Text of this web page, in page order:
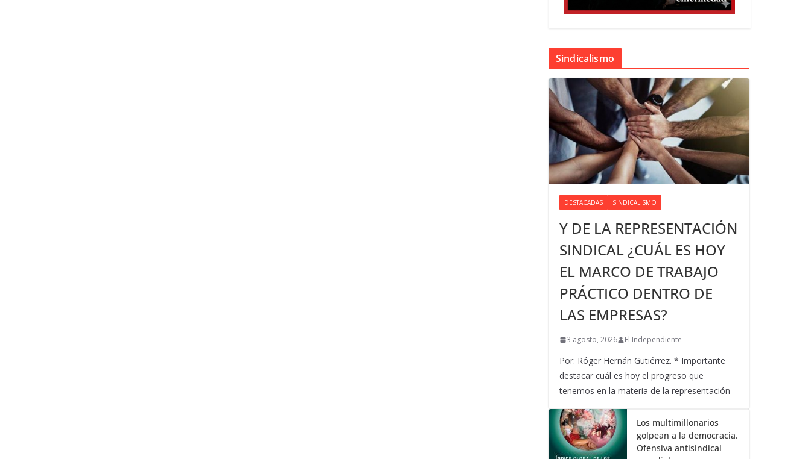
Sindicalismo
DESTACADAS SINDICALISMO
Y DE LA REPRESENTACIÓN
SINDICAL ¿CUÁL ES HOY
EL MARCO DE TRABAJO
PRÁCTICO DENTRO DE
LAS EMPRESAS?
3 agosto, 2026 El Independiente
Por: Róger Hernán Gutiérrez. * Importante
destacar cuál es hoy el progreso que
tenemos en la materia de la representación
Los multimillonarios
golpean a la democracia.
Ofensiva antisindical